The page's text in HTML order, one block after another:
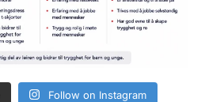
Follow on Instagram